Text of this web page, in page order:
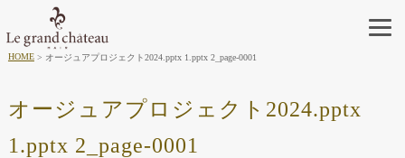
HOME オージュアプロジェクト2024.pptx 1.pptx 2_page-0001
オージュアプロジェクト2024.pptx
1.pptx 2_page-0001